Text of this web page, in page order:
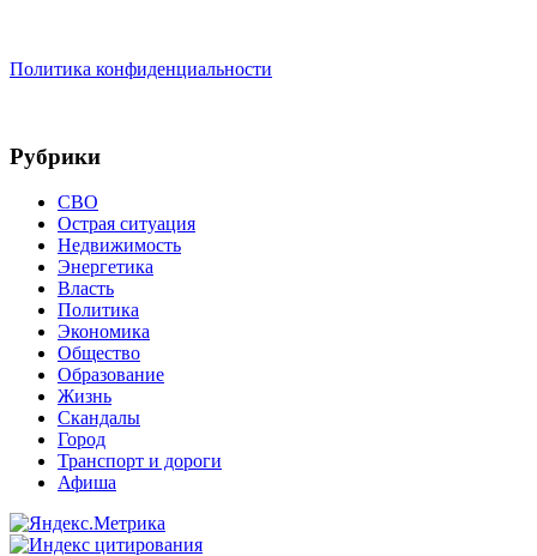
Политика конфиденциальности
Рубрики
СВО
Острая ситуация
Недвижимость
Энергетика
Власть
Политика
Экономика
Общество
Образование
Жизнь
Скандалы
Город
Транспорт и дороги
Афиша